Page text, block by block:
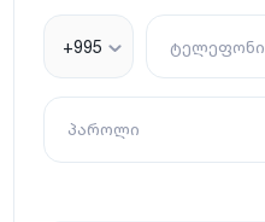
+995 ტელეფონი
პაროლი